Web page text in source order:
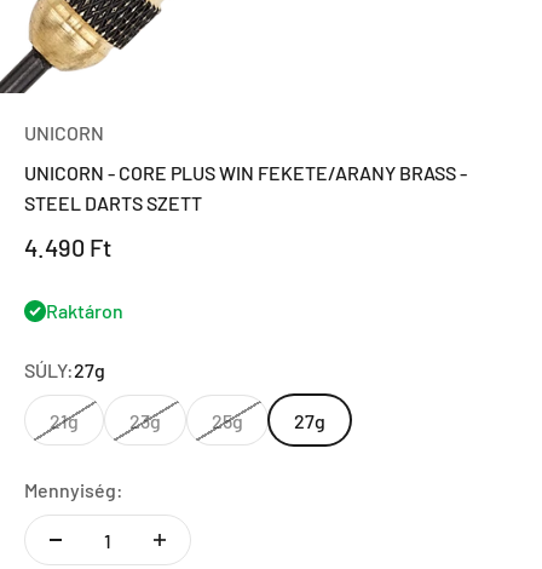
UNICORN
UNICORN - CORE PLUS WIN FEKETE/ARANY BRASS -
STEEL DARTS SZETT
Eladási ár
4.490 Ft
Raktáron
SÚLY:27g
21g 23g 25g 27g
Mennyiség: